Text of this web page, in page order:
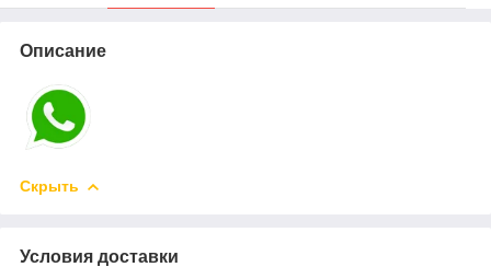
Описание
Скрыть
Условия доставки